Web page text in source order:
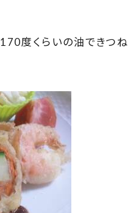
度くらいの油できつね